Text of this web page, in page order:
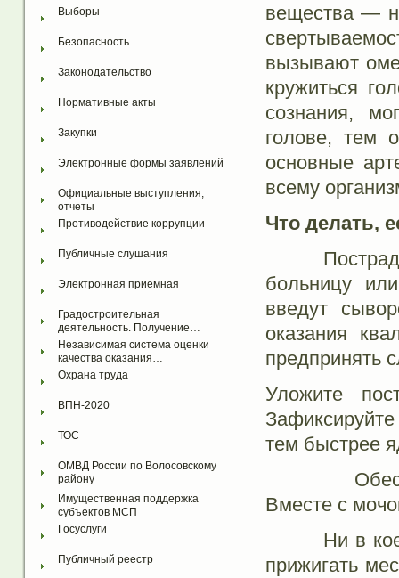
Выборы
Безопасность
Законодательство
Нормативные акты
Закупки
Электронные формы заявлений
Официальные выступления,
отчеты
Противодействие коррупции
Публичные слушания
Электронная приемная
Градостроительная
деятельность. Получение…
Независимая система оценки
качества оказания…
Охрана труда
ВПН-2020
ТОС
ОМВД России по Волосовскому
району
Имущественная поддержка
субъектов МСП
Госуслуги
Публичный реестр
вещества —
вызывают
кружиться
сознания,
голове, тем
основные
всему
Что делать,
больницу
введут
оказания
предпринять
Уложите
тем быстрее
Вместе с
Ни в коем
прижигать